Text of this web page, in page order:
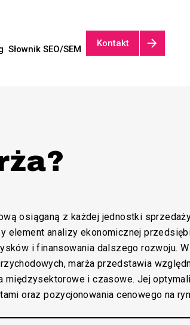
Słownik SEO/SEM
Kontakt
osiąganą z każdej jednostki
element analizy ekonomicznej
i finansowania dalszego rozwoju. W
marża przedstawia
międzysektorowe i czasowe. Jej
oraz pozycjonowania cenowego na